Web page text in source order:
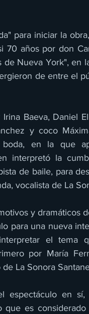
para iniciar la
70 años por don
de Nueva York", en
de entre el
Baeva, Daniel
y coco
en la que
interpretó la
de baile, para
vocalista de La
y dramáticos
para una nueva
el tema
por María
La Sonora
espectáculo en
que es